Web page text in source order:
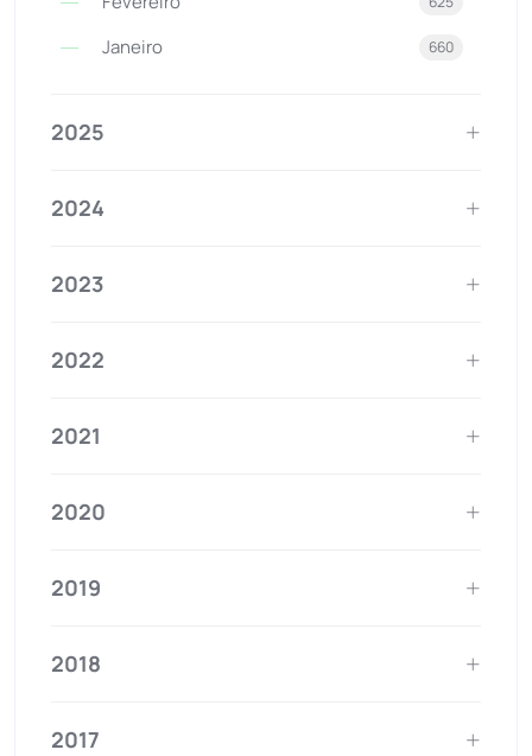
Janeiro 660
2025
2024
2023
2022
2021
2020
2019
2018
2017